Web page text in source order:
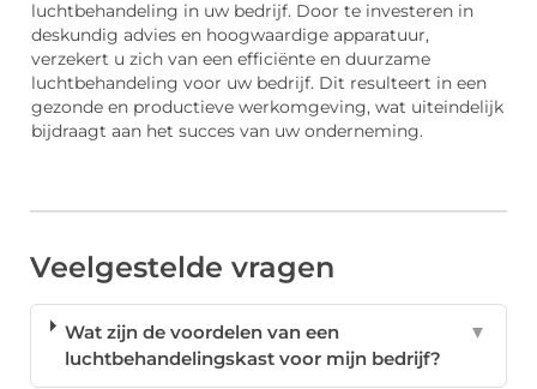
luchtbehandeling in uw bedrijf. Door te investeren in
deskundig advies en hoogwaardige apparatuur,
verzekert u zich van een efficiënte en duurzame
luchtbehandeling voor uw bedrijf. Dit resulteert in een
gezonde en productieve werkomgeving, wat uiteindelijk
bijdraagt aan het succes van uw onderneming.
Veelgestelde vragen
Wat zijn de voordelen van een
luchtbehandelingskast voor mijn bedrijf?
▼